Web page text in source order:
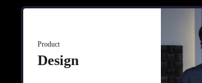
Product
Design